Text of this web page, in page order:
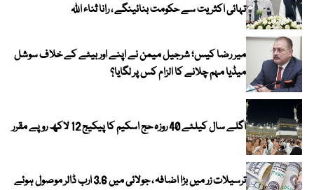
تہائی اکثریت سے حکومت بنائینگے ، رانا ثناء اللہ
میر رضا کیس؛ شرجیل میمن نے اپنے اور بیٹے کے خلاف سوشل
میڈیا مہم چلانے کا الزام کس پر لگایا؟
اگلے سال کیلئے 40 روزہ حج اسکیم کا پیکیج 12 لاکھ روپے مقرر
ترسیلات زر میں بڑا اضافہ ، جولائی میں 3.6 ارب ڈالر موصول ہوئے